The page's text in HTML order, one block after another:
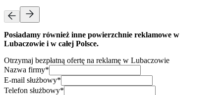
Posiadamy również inne powierzchnie reklamowe w
Lubaczowie i w całej Polsce.
Otrzymaj bezpłatną ofertę na reklamę w Lubaczowie
Nazwa firmy*
E-mail służbowy*
Telefon służbowy*